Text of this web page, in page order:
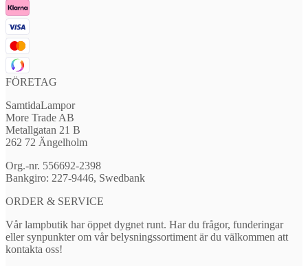
FÖRETAG
SamtidaLampor
More Trade AB
Metallgatan 21 B
262 72 Ängelholm
Org.-nr. 556692-2398
Bankgiro: 227-9446, Swedbank
ORDER & SERVICE
Vår lampbutik har öppet dygnet runt. Har du frågor, funderingar
eller synpunkter om vår belysningssortiment är du välkommen att
kontakta oss!